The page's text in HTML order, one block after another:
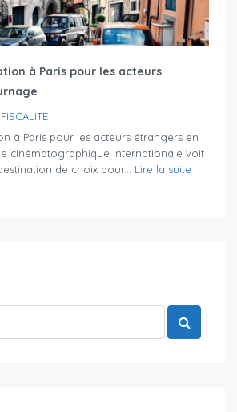
à Paris pour les acteurs
FISCALITE
à Paris pour les acteurs étrangers en
cinématographique internationale voit
de choix pour... Lire la suite